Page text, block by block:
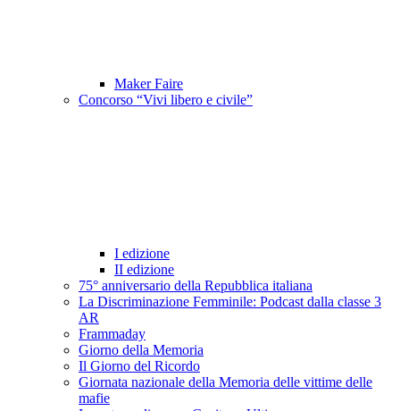
Maker Faire
Concorso “Vivi libero e civile”
I edizione
II edizione
75° anniversario della Repubblica italiana
La Discriminazione Femminile: Podcast dalla classe 3
AR
Frammaday
Giorno della Memoria
Il Giorno del Ricordo
Giornata nazionale della Memoria delle vittime delle
mafie